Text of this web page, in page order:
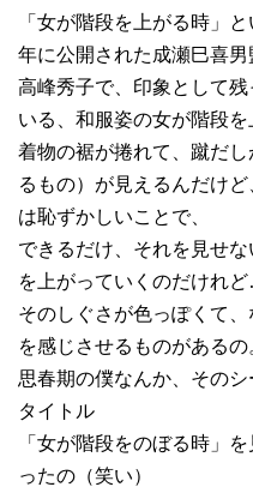
「女が階段を上がる時」
年に公開された成瀬巳喜
高峰秀子で、印象として
いる、和服姿の女が階段を
着物の裾が捲れて、蹴だ
るもの）が見えるんだけ
は恥ずかしいことで、
できるだけ、それを見せ
を上がっていくのだけれ
そのしぐさが色っぽくて
を感じさせるものがあるの
思春期の僕なんか、その
タイトル
「女が階段をのぼる時」
ったの（笑い）